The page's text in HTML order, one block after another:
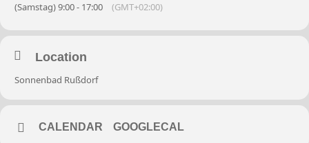
(Samstag) 9:00 - 17:00 (GMT+02:00)
Location
Sonnenbad Rußdorf
CALENDAR GOOGLECAL